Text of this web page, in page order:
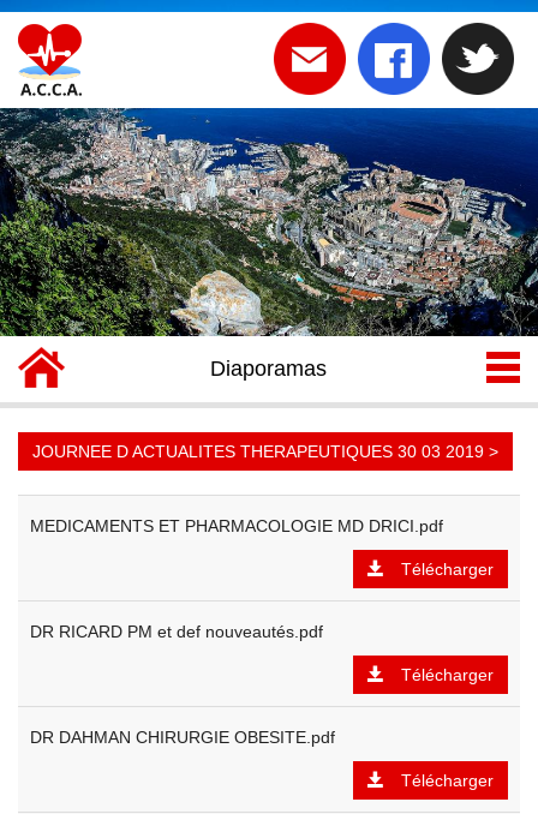
BIENVENUE SUR LE SITE DE
L 'ACCA
Diaporamas
JOURNEE D ACTUALITES THERAPEUTIQUES 30 03 2019 >
MEDICAMENTS ET PHARMACOLOGIE MD DRICI.pdf
Télécharger
DR RICARD PM et def nouveautés.pdf
Télécharger
DR DAHMAN CHIRURGIE OBESITE.pdf
Télécharger